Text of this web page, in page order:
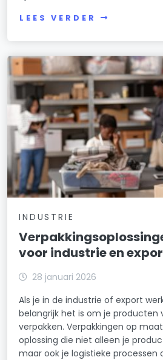
LEES VERDER
INDUSTRIE
voor industrie en
28 januari 2026
Als je in de industrie of export
belangrijk het is om je
verpakken. Verpakkingen op
oplossing die niet alleen je
maar ook je logistieke processen